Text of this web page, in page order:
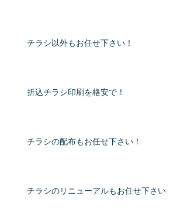
チラシ以外もお任せ下さい！
折込チラシ印刷を格安で！
チラシの配布もお任せ下さい！
チラシのリニューアルもお任せ下さい